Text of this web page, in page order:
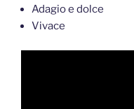
Adagio e dolce
Vivace